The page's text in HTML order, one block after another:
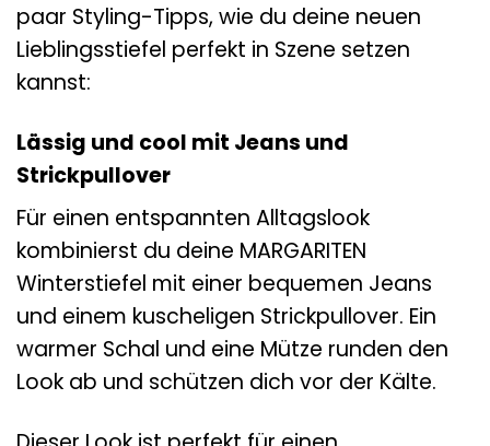
paar Styling-Tipps, wie du deine neuen
Lieblingsstiefel perfekt in Szene setzen
kannst:
Lässig und cool mit Jeans und
Strickpullover
Für einen entspannten Alltagslook
kombinierst du deine MARGARITEN
Winterstiefel mit einer bequemen Jeans
und einem kuscheligen Strickpullover. Ein
warmer Schal und eine Mütze runden den
Look ab und schützen dich vor der Kälte.